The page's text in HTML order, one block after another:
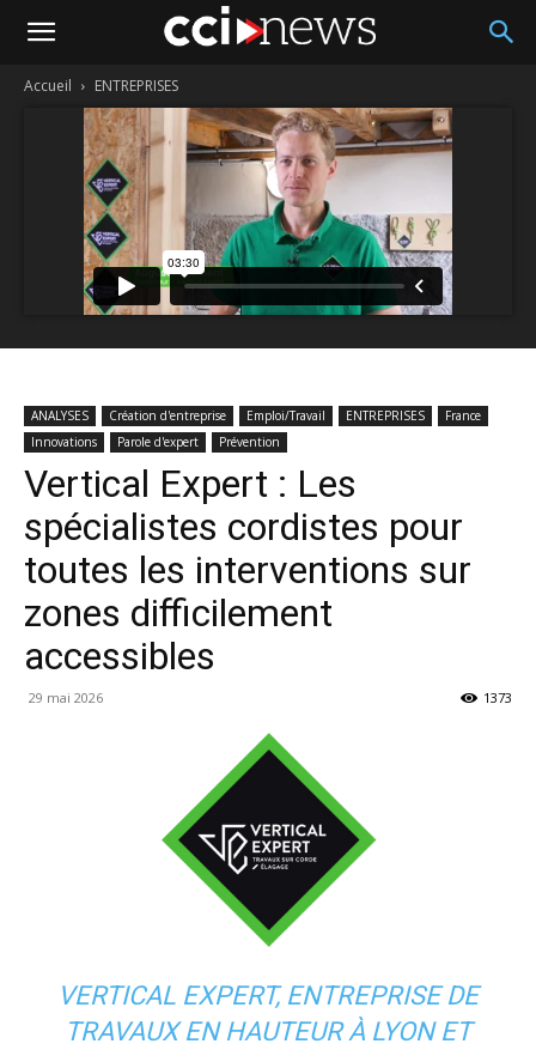
Accueil ENTREPRISES
ANALYSES Création d'entreprise Emploi/Travail ENTREPRISES
France
Innovations
Parole d'expert Prévention
Vertical Expert : Les
spécialistes cordistes pour
toutes les interventions sur
zones difficilement
accessibles
29 mai 2026 1373
VERTICAL EXPERT, ENTREPRISE DE
TRAVAUX EN HAUTEUR À LYON ET